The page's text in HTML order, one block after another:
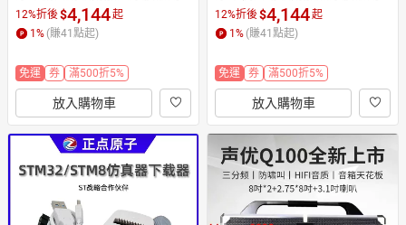
涂機涂膜機實驗室小型涂布機
12%折後$4,144起
1 % (賺41 點起)
免運 券 滿500折5%
放入購物車
涂机涂膜机实验室小型涂布机
12%折後$4,144起
1 % (賺41 點起)
免運 券 滿500折5%
放入購物車